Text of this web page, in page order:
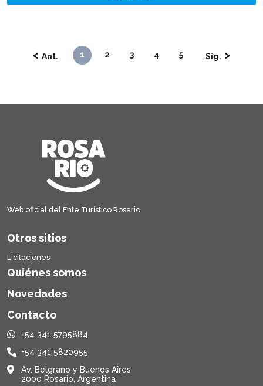
‹ 1 2 3 4 5 ›
Web oficial del Ente Turístico Rosario
Otros sitios
Licitaciones
Quiénes somos
Novedades
Contacto
+54 341 5795884
+54 341 5820955
Av. Belgrano y Buenos Aires
2000 Rosario, Argentina